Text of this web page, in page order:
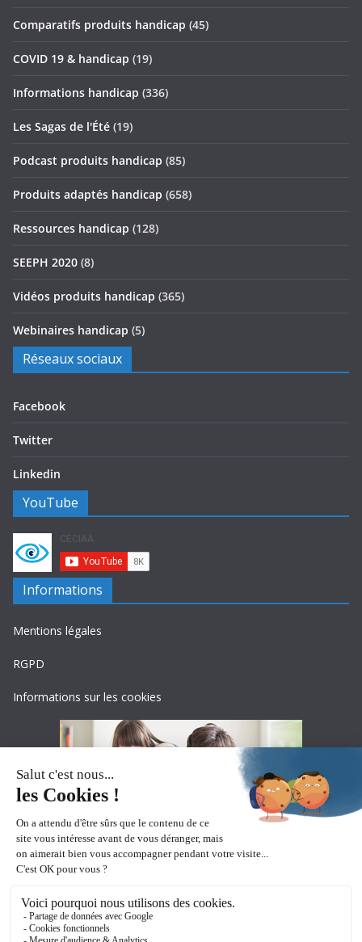
Comparatifs produits handicap (45)
COVID 19 & handicap (19)
Informations handicap (336)
Les Sagas de l'Été (19)
Podcast produits handicap (85)
Produits adaptés handicap (658)
Ressources handicap (128)
SEEPH 2020 (8)
Vidéos produits handicap (365)
Webinaires handicap (5)
Réseaux sociaux
Facebook
Twitter
Linkedin
YouTube
Informations
Mentions légales
RGPD
Informations sur les cookies